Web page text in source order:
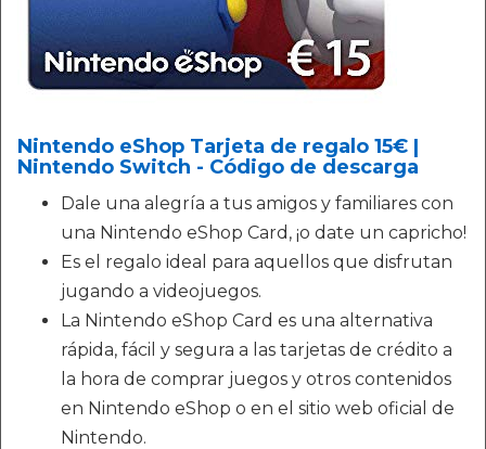
Nintendo eShop Tarjeta de regalo 15€ |
Nintendo Switch - Código de descarga
Dale una alegría a tus amigos y familiares con
una Nintendo eShop Card, ¡o date un capricho!
Es el regalo ideal para aquellos que disfrutan
jugando a videojuegos.
La Nintendo eShop Card es una alternativa
rápida, fácil y segura a las tarjetas de crédito a
la hora de comprar juegos y otros contenidos
en Nintendo eShop o en el sitio web oficial de
Nintendo.